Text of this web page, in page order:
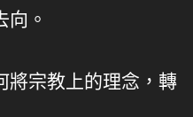
向。
將宗教上的理念，轉